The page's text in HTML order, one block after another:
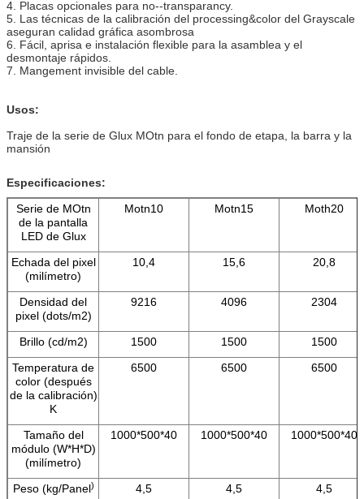
4. Placas opcionales para no--transparancy.
5. Las técnicas de la calibración del processing&color del Grayscale
aseguran calidad gráfica asombrosa
6. Fácil, aprisa e instalación flexible para la asamblea y el
desmontaje rápidos.
7. Mangement invisible del cable.
Usos:
Traje de la serie de Glux MOtn para el fondo de etapa, la barra y la
mansión
Especificaciones:
Serie de MOtn
de la pantalla
LED de Glux
Motn10 Motn15 Moth20
Echada del pixel
(milímetro)
10,4 15,6 20,8
Densidad del
pixel (dots/m2)
9216 4096 2304
Brillo (cd/m2) 1500 1500
1500
Temperatura de
color (después
de la calibración)
K
6500 6500 6500
Tamaño del
módulo (W*H*D)
(milímetro)
1000*500*40 1000*500*40 1000*500*40
Peso (kg/Panel) 4,5 4,5
4,5